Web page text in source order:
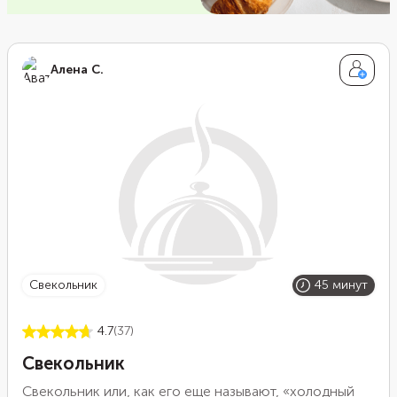
Алена С.
свекольник 45 минут
4.7(37)
Свекольник
Свекольник или, как его еще называют, «холодный